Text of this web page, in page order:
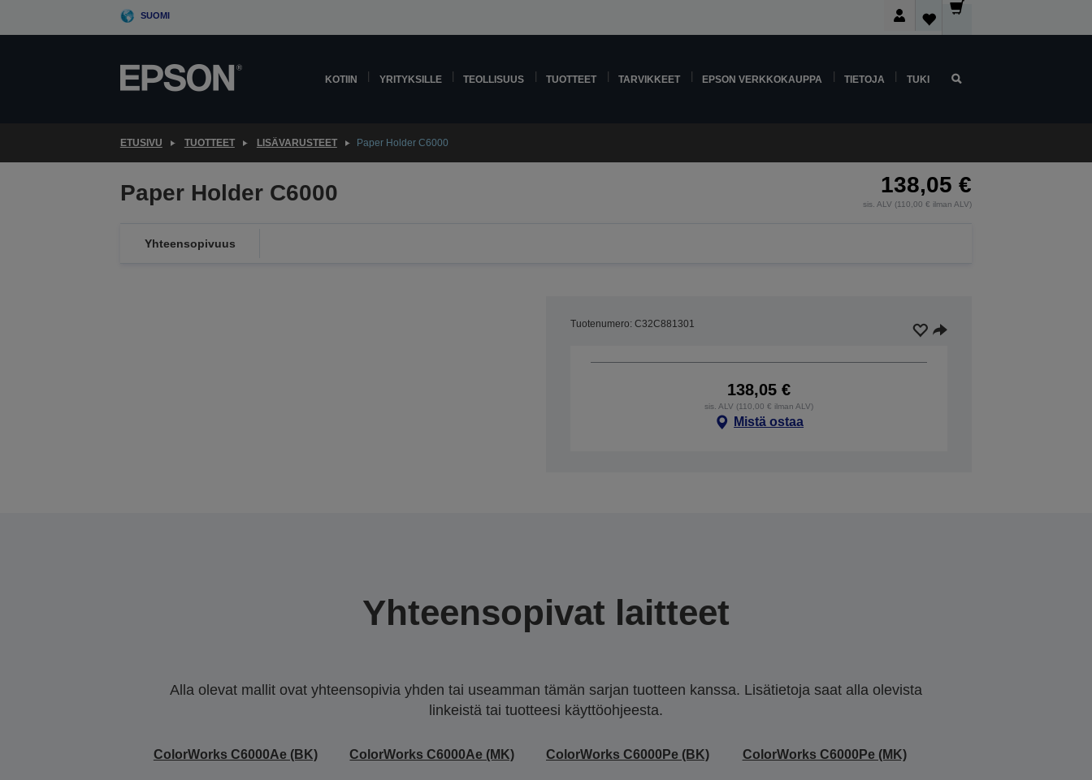
SUOMI
KOTIIN YRITYKSILLE TEOLLISUUS TUOTTEET TARVIKKEET EPSON VERKKOKAUPPA TIETOJA TUKI
ETUSIVU TUOTTEET LISÄVARUSTEET Paper Holder C6000
Paper Holder C6000 138,05 €
sis. ALV (110,00 € ilman ALV)
Yhteensopivuus
Tuotenumero: C32C881301
138,05 €
sis. ALV (110,00 € ilman ALV)
Mistä ostaa
Yhteensopivat laitteet
Alla olevat mallit ovat yhteensopivia yhden tai useamman tämän sarjan tuotteen kanssa. Lisätietoja saat alla olevista
linkeistä tai tuotteesi käyttöohjeesta.
ColorWorks C6000Ae (BK) ColorWorks C6000Ae (MK) ColorWorks C6000Pe (BK) ColorWorks C6000Pe (MK)